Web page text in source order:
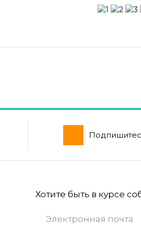
Хотите быть в курсе